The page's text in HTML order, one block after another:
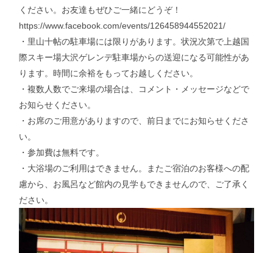
ください。お友達もぜひご一緒にどうぞ！
https://www.facebook.com/events/126458944552021/
・里山十帖の駐車場には限りがあります。状況次第で上越国
際スキー場大沢ゲレンデ駐車場からの送迎になる可能性があ
ります。時間に余裕をもってお越しください。
・複数人数でご来場の場合は、コメント・メッセージなどで
お知らせください。
・お席のご用意がありますので、前日までにお知らせくださ
い。
・参加費は無料です。
・大浴場のご利用はできません。またご宿泊のお客様への配
慮から、お風呂など館内の見学もできませんので、ご了承く
ださい。